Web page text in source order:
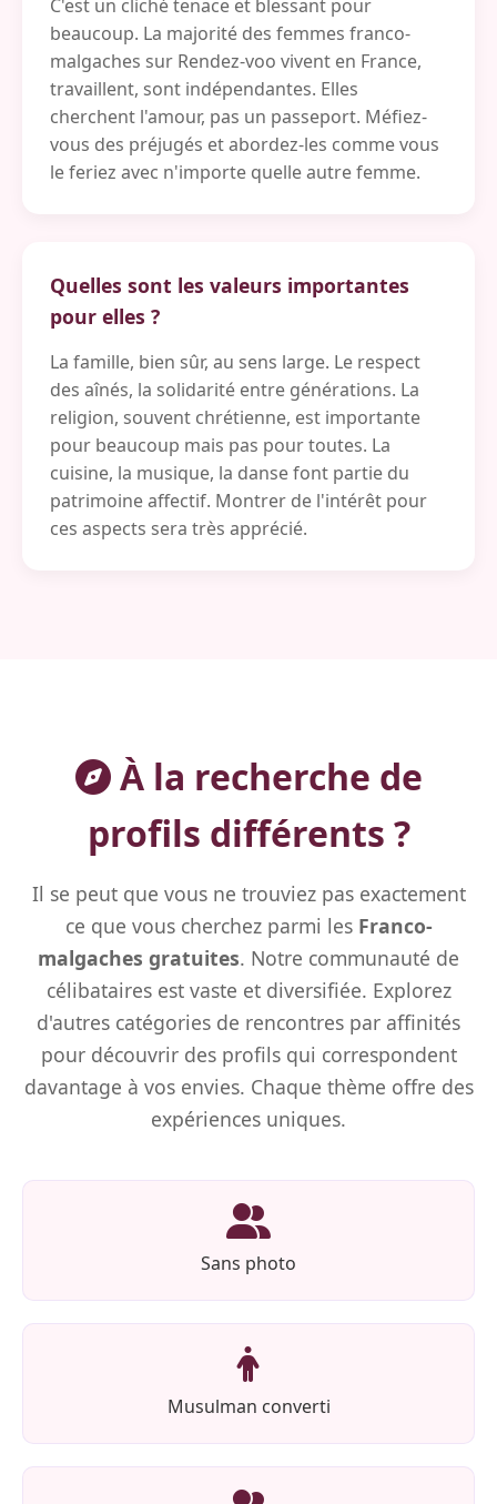
C'est un cliché tenace et blessant pour
beaucoup. La majorité des femmes franco-
malgaches sur Rendez-voo vivent en France,
travaillent, sont indépendantes. Elles
cherchent l'amour, pas un passeport. Méfiez-
vous des préjugés et abordez-les comme vous
le feriez avec n'importe quelle autre femme.
Quelles sont les valeurs importantes
pour elles ?
La famille, bien sûr, au sens large. Le respect
des aînés, la solidarité entre générations. La
religion, souvent chrétienne, est importante
pour beaucoup mais pas pour toutes. La
cuisine, la musique, la danse font partie du
patrimoine affectif. Montrer de l'intérêt pour
ces aspects sera très apprécié.
À la recherche de
profils différents ?
Il se peut que vous ne trouviez pas exactement
ce que vous cherchez parmi les Franco-
malgaches gratuites. Notre communauté de
célibataires est vaste et diversifiée. Explorez
d'autres catégories de rencontres par affinités
pour découvrir des profils qui correspondent
davantage à vos envies. Chaque thème offre des
expériences uniques.
Sans photo
Musulman converti